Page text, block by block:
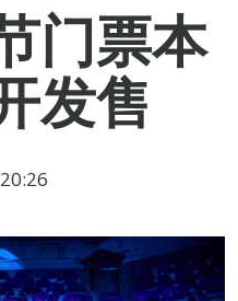
门票本
发售